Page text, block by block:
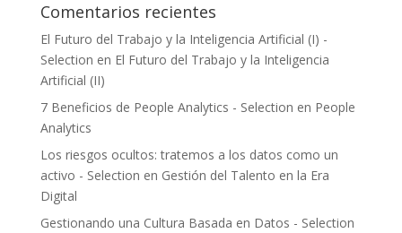
Comentarios recientes
El Futuro del Trabajo y la Inteligencia Artificial (I) -
Selection en El Futuro del Trabajo y la Inteligencia
Artificial (II)
7 Beneficios de People Analytics - Selection en People
Analytics
Los riesgos ocultos: tratemos a los datos como un
activo - Selection en Gestión del Talento en la Era
Digital
Gestionando una Cultura Basada en Datos - Selection